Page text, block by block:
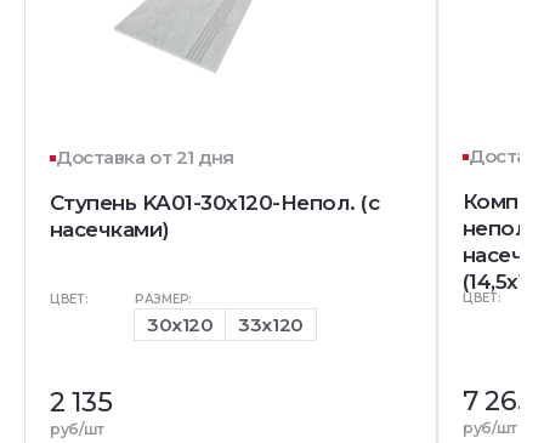
Доставка от 21 дня
Ступень KA01-30x120-Непол. (с
насечками)
ЦВЕТ: РАЗМЕР:
30x120 33x120
2 135
руб/шт
непол.
ЦВЕТ:
7 265
руб/шт